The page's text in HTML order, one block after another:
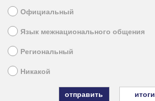
Официальный
Язык межнационального общения
Региональный
Никакой
итоги